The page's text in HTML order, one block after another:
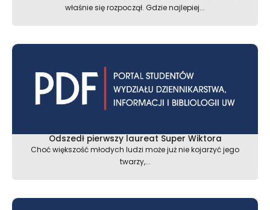
właśnie się rozpoczął. Gdzie najlepiej...
Odszedł pierwszy laureat Super Wiktora
Choć większość młodych ludzi może już nie kojarzyć jego
twarzy,...